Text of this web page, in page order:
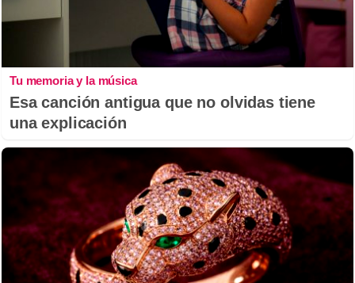
Tu memoria y la música
Esa canción antigua que no olvidas tiene
una explicación